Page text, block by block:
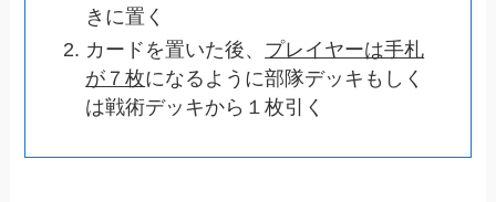
きに置く
カードを置いた後、 プレイヤーは手札
が７枚になるように部隊デッキもしく
は戦術デッキから１枚引く